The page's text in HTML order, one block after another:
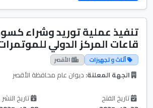
تنفيذ عملية توريد وشراء
قاعات المركز الدولي
أثاث و تجهيزات الأقصر
الجهة المعلنة: ديوان عام محافظة الأقصر
تاريخ الفتح
تاريخ النشر